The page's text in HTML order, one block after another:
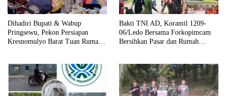
Dihadiri Bupati & Wabup
Pringsewu, Pekon Persiapan
Kresnomulyo Barat Tuan Rumah
Bakti TNI AD, Koramil 1209-
06/Ledo Bersama Forkopimcam
Bersihkan Pasar dan Rumah